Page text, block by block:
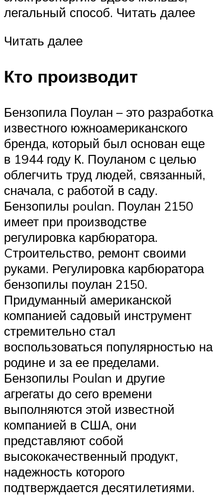
легальный способ. Читать далее
Читать далее
Кто производит
Бензопила Поулан – это разработка
известного южноамериканского
бренда, который был основан еще
в 1944 году К. Поуланом с целью
облегчить труд людей, связанный,
сначала, с работой в саду.
Бензопилы poulan. Поулан 2150
имеет при производстве
регулировка карбюратора.
Cтроительство, ремонт своими
руками. Регулировка карбюратора
бензопилы поулан 2150.
Придуманный американской
компанией садовый инструмент
стремительно стал
воспользоваться популярностью на
родине и за ее пределами.
Бензопилы Poulan и другие
агрегаты до сего времени
выполняются этой известной
компанией в США, они
представляют собой
высококачественный продукт,
надежность которого
подтверждается десятилетиями.